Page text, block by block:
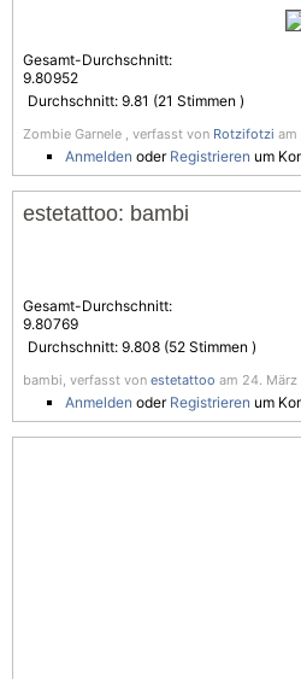
Gesamt-Durchschnitt:
9.80952
Durchschnitt: 9.81 (21 Stimmen )
Zombie Garnele , verfasst von Rotzifotzi am
Anmelden oder Registrieren um
estetattoo: bambi
Gesamt-Durchschnitt:
9.80769
Durchschnitt: 9.808 (52 Stimmen )
bambi, verfasst von estetattoo am 24.
Anmelden oder Registrieren um